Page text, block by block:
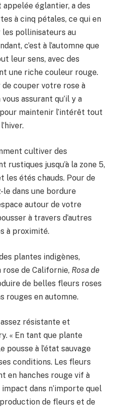
églantier, a des
à cinq pétales, ce qui en
pollinisateurs au
c’est à l’automne que
leur sens, avec des
une riche couleur rouge.
de couper votre rose à
assurant qu’il y a
maintenir l’intérêt tout
cultiver des
rustiques jusqu’à la zone 5,
étés chauds. Pour de
dans une bordure
autour de votre
à travers d’autres
à proximité.
plantes indigènes,
rose de Californie, Rosa de
de belles fleurs roses
rouges en automne.
résistante et
« En tant que plante
à l’état sauvage
conditions. Les fleurs
en hanches rouge vif à
dans n’importe quel
de fleurs et de